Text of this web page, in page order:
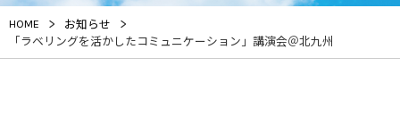
HOME > お知らせ >
「ラベリングを活かしたコミュニケーション」講演会＠北九州